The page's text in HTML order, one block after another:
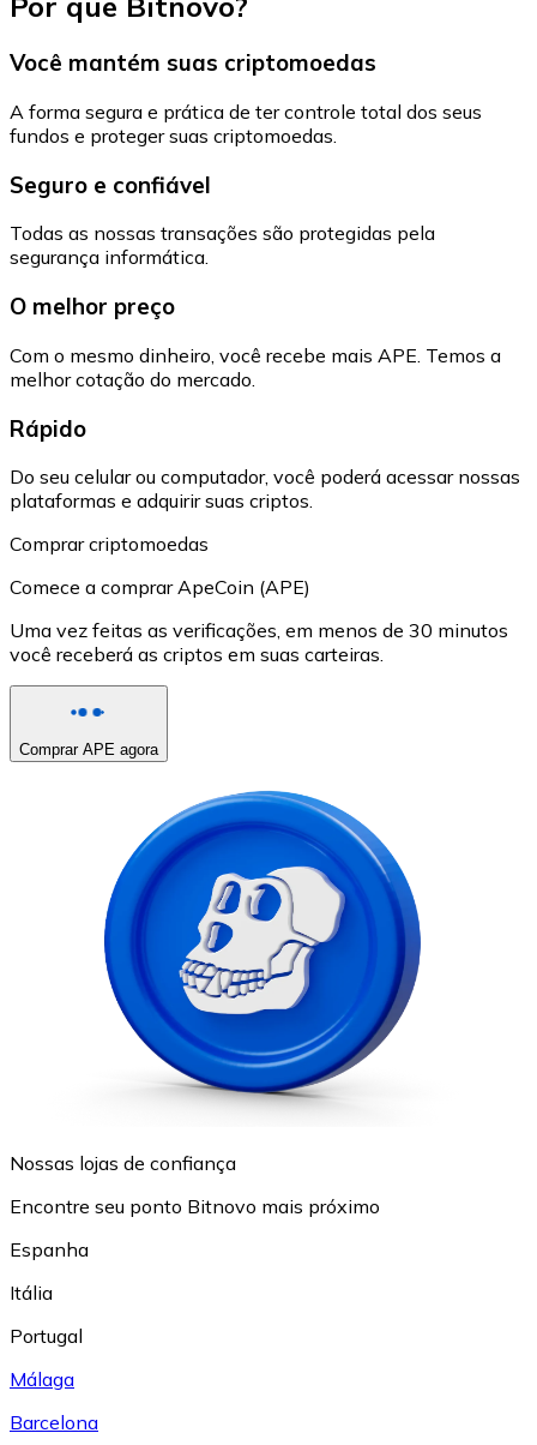
Você mantém suas criptomoedas
A forma segura e prática de ter controle total dos seus
fundos e proteger suas criptomoedas.
Seguro e confiável
Todas as nossas transações são protegidas pela
segurança informática.
O melhor preço
Com o mesmo dinheiro, você recebe mais APE. Temos a
melhor cotação do mercado.
Rápido
Do seu celular ou computador, você poderá acessar nossas
plataformas e adquirir suas criptos.
Comprar criptomoedas
Comece a comprar ApeCoin (APE)
Uma vez feitas as verificações, em menos de 30 minutos
você receberá as criptos em suas carteiras.
Comprar APE agora
Nossas lojas de confiança
Encontre seu ponto Bitnovo mais próximo
Espanha
Itália
Portugal
Málaga
Barcelona